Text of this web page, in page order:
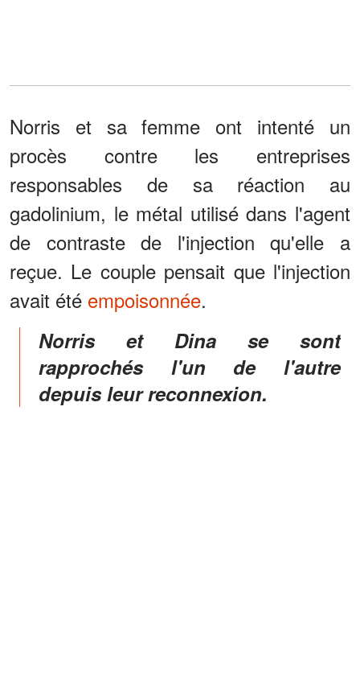
Norris et sa femme ont intenté un
procès contre les entreprises
responsables de sa réaction au
gadolinium, le métal utilisé dans l'agent
de contraste de l'injection qu'elle a
reçue. Le couple pensait que l'injection
avait été empoisonnée.
Norris et Dina se sont
rapprochés l'un de l'autre
depuis leur reconnexion.